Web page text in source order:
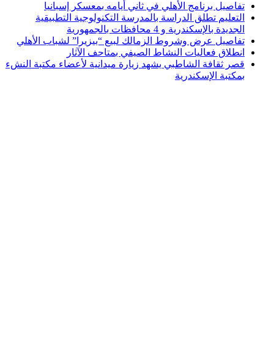
تفاصيل برنامج الأهلي في ثاني أيامه بمعسكر إسبانيا
التعليم تطلق الدراسة بالمدرسة التكنولوجية التطبيقية
الجديدة بالإسكندرية و 4 محافظات بالجمهورية
تفاصيل عرض وشروط الزمالك لبيع “بيزيرا” لشباب الأهلي
انطلاق فعاليات النشاط الصيفي بمتاحف الآثار
قصر ثقافة الشاطبي يشهد زيارة ميدانية لأعضاء مكتبة النشء
بمكتبة الإسكندرية